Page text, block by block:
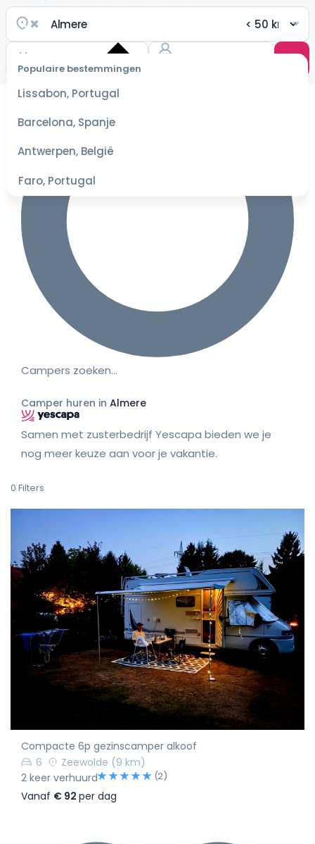
Populaire bestemmingen
Lissabon, Portugal
Barcelona, Spanje
Antwerpen, België
Faro, Portugal
datum
scherpste
Campers zoeken…
Camper huren in Almere
Samen met zusterbedrijf Yescapa bieden we je
nog meer keuze aan voor je vakantie.
0 Filters
Compacte 6p gezinscamper alkoof
6
Zeewolde (9 km)
2 keer verhuurd
(2)
Vanaf € 92 per dag